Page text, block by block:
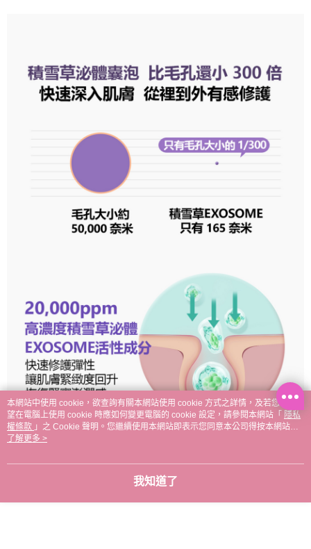
本網站中使用 cookie，欲查詢有關本網站使用 cookie 方式之詳情，及若您不希
望在電腦上使用 cookie 時應如何變更電腦的 cookie 設定，請參閱本網站「 隱私
權條款 」之 Cookie 聲明。您繼續使用本網站即表示您同意本公司得按本網站使
用條款之 Cookie 聲明使用 cookie。
了解更多 >
我知道了